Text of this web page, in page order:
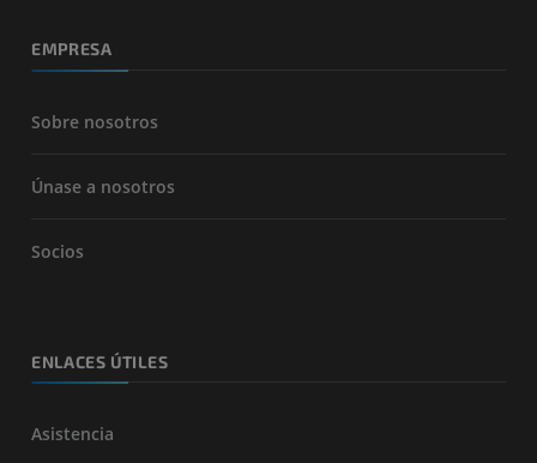
EMPRESA
Sobre nosotros
Únase a nosotros
Socios
ENLACES ÚTILES
Asistencia